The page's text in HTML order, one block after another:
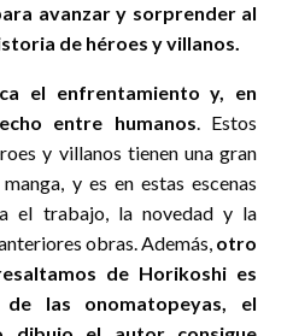
avanzar y sorprender al
de héroes y villanos.
el enfrentamiento y, en
entre humanos. Estos
y villanos tienen una gran
y es en estas escenas
el trabajo, la novedad y la
obras. Además, otro
de Horikoshi es
las onomatopeyas, el